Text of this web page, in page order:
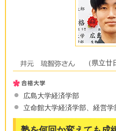
（県立廿
広島大学経済学部
立命館大学経済学部、経営学